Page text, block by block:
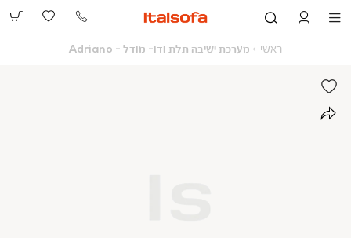
073-
ראשי ראשי
מערכת ישיבה תלת ודו- מודל - Adriano